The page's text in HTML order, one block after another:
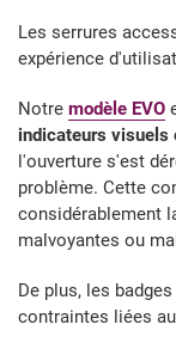
Les serrures
expérience
Notre modèle EVO
indicateurs visuels
l'ouverture s'est
problème. Cette
considérablement
malvoyantes ou
De plus, les
contraintes liées